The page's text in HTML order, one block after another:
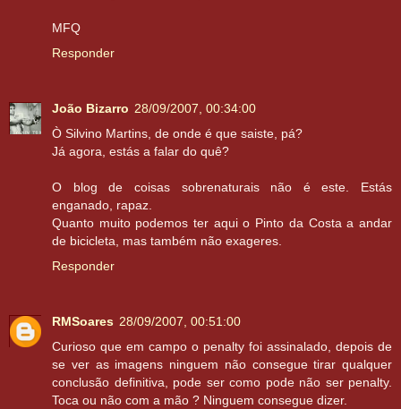
MFQ
Responder
João Bizarro 28/09/2007, 00:34:00
Ò Silvino Martins, de onde é que saiste, pá?
Já agora, estás a falar do quê?
O blog de coisas sobrenaturais não é este. Estás
enganado, rapaz.
Quanto muito podemos ter aqui o Pinto da Costa a andar
de bicicleta, mas também não exageres.
Responder
RMSoares 28/09/2007, 00:51:00
Curioso que em campo o penalty foi assinalado, depois de
se ver as imagens ninguem não consegue tirar qualquer
conclusão definitiva, pode ser como pode não ser penalty.
Toca ou não com a mão ? Ninguem consegue dizer.